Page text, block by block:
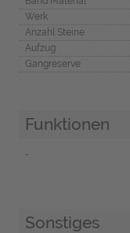
Werk
Anzahl Steine
Aufzug
Gangreserve
Funktionen
-
Sonstiges